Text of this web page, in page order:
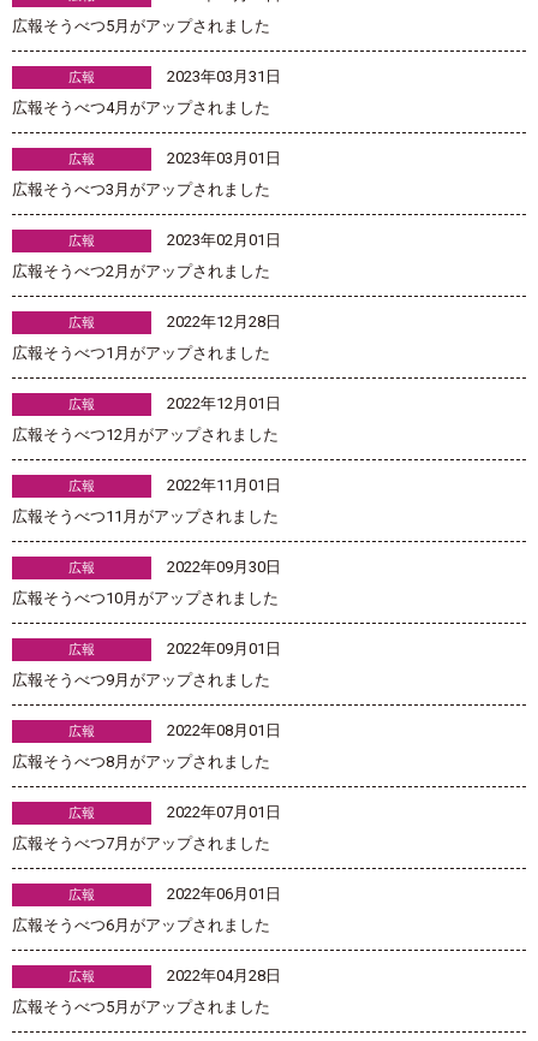
広報そうべつ5月がアップされました
広報
2023年03月31日
広報そうべつ4月がアップされました
広報
2023年03月01日
広報そうべつ3月がアップされました
広報
2023年02月01日
広報そうべつ2月がアップされました
広報
2022年12月28日
広報そうべつ1月がアップされました
広報
2022年12月01日
広報そうべつ12月がアップされました
広報
2022年11月01日
広報そうべつ11月がアップされました
広報
2022年09月30日
広報そうべつ10月がアップされました
広報
2022年09月01日
広報そうべつ9月がアップされました
広報
2022年08月01日
広報そうべつ8月がアップされました
広報
2022年07月01日
広報そうべつ7月がアップされました
広報
2022年06月01日
広報そうべつ6月がアップされました
広報
2022年04月28日
広報そうべつ5月がアップされました